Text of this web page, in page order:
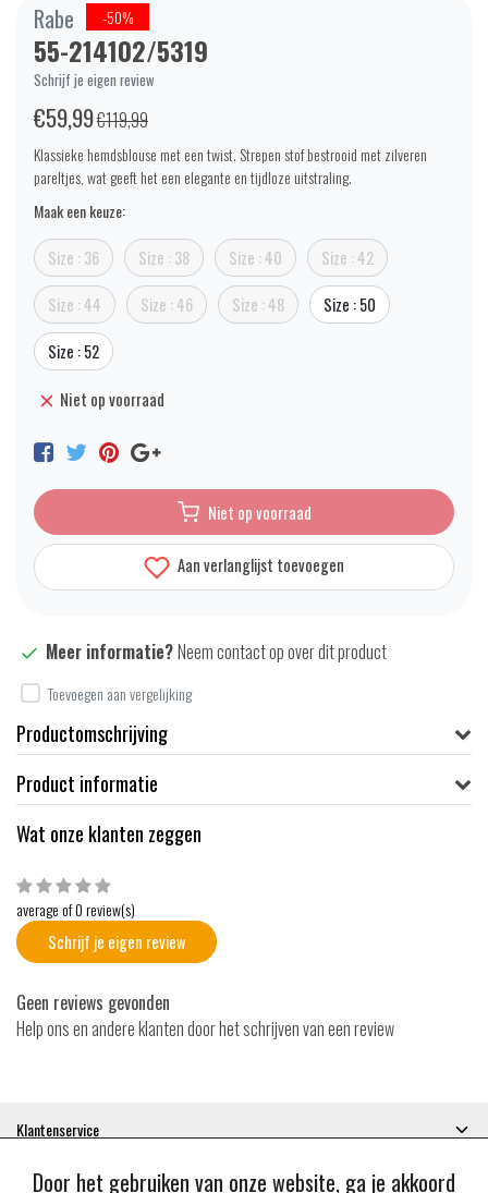
Rabe -50%
55-214102/5319
Schrijf je eigen review
€59,99€119,99
Klassieke hemdsblouse met een twist. Strepen stof bestrooid met zilveren
pareltjes, wat geeft het een elegante en tijdloze uitstraling.
Maak een keuze:
Size : 36 Size : 38 Size : 40 Size : 42
Size : 44 Size : 46 Size : 48 Size : 50
Size : 52
Niet op voorraad
Niet op voorraad
Aan verlanglijst toevoegen
Meer informatie?Neem contact op over dit product
Toevoegen aan vergelijking
Productomschrijving
Product informatie
Wat onze klanten zeggen
average of 0 review(s)
Schrijf je eigen review
Geen reviews gevonden
Help ons en andere klanten door het schrijven van een review
Klantenservice
Categorieën
Door het gebruiken van onze website, ga je akkoord